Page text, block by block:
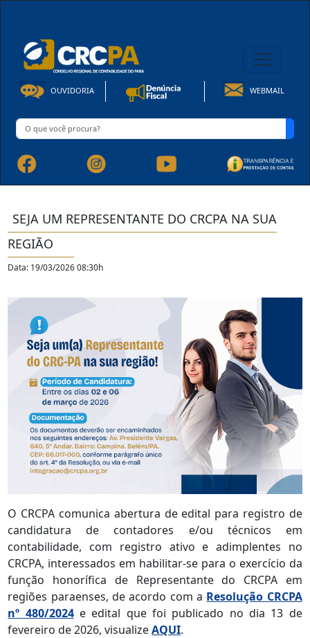
OUVIDORIA WEBMAIL
SEJA UM REPRESENTANTE DO CRCPA NA SUA
REGIÃO
Data: 19/03/2026 08:30h
O CRCPA comunica abertura de edital para registro de
candidatura de contadores e/ou técnicos em
contabilidade, com registro ativo e adimplentes no
CRCPA, interessados em habilitar-se para o exercício da
função honorífica de Representante do CRCPA em
regiões paraenses, de acordo com a Resolução CRCPA
nº 480/2024e edital que foi publicado no dia 13 de
fevereiro de 2026, visualizeAQUI.